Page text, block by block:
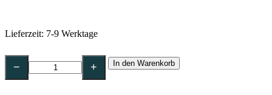
Lieferzeit: 7-9 Werktage
Moldex
Partikelmaske
− + In den Warenkorb